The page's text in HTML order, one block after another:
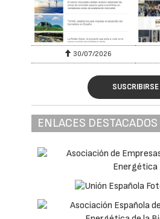
30/07/2026
SUSCRIBIRSE
ENLACES DESTACADOS